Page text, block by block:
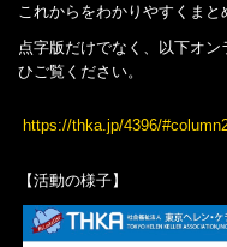
これからをわかりやすくまと
点字版だけでなく、以下オン
ひご覧ください。
https://thka.jp/4396/
【活動の様子】